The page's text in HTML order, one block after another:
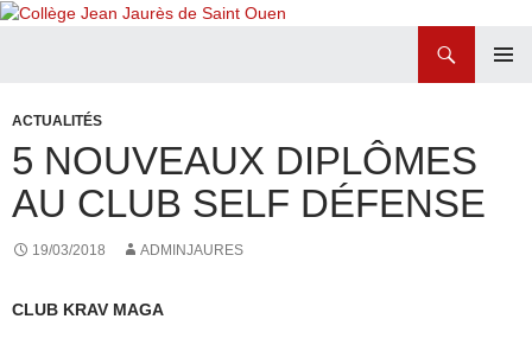
CONTENU
ACTUALITÉS
5 NOUVEAUX DIPLÔMES
AU CLUB SELF DÉFENSE
19/03/2018 ADMINJAURES
CLUB KRAV MAGA